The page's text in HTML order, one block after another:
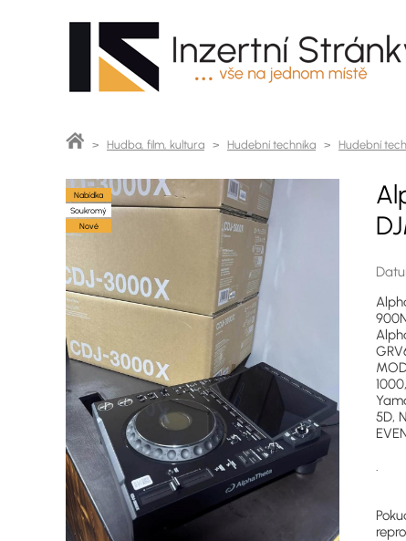
> Hudba, film, kultura > Hudební technika > Hudební
Nabídka
Soukromý
Nové
5D,
.